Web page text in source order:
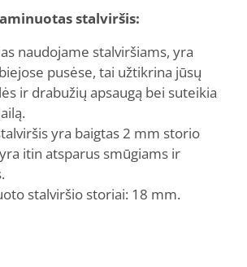
stalviršis:
naudojame stalviršiams, yra
pusėse, tai užtikrina jūsų
ir drabužių apsaugą bei suteikia
yra baigtas 2 mm storio
itin atsparus smūgiams ir
stalviršio storiai: 18 mm.